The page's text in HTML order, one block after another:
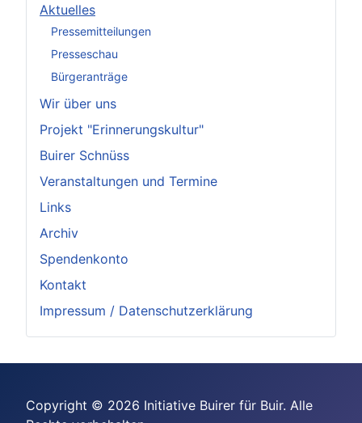
Aktuelles
Pressemitteilungen
Presseschau
Bürgeranträge
Wir über uns
Projekt "Erinnerungskultur"
Buirer Schnüss
Veranstaltungen und Termine
Links
Archiv
Spendenkonto
Kontakt
Impressum / Datenschutzerklärung
Copyright © 2026 Initiative Buirer für Buir. Alle